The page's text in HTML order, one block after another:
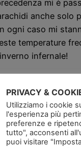
mi è
anche solo
ogni caso mi
temperature
infernale!
sono
non ho iniziato a
freddi perché
le ho comprate,
a mangiarle,
più spesso ho
PRIVACY &
Utilizziamo i cookie
l'esperienza più
preferenze e
tutto", acconsenti
puoi visitare